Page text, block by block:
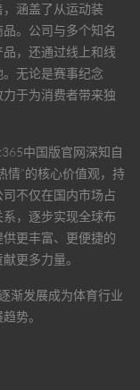
涵盖了从运动装
。公司与多个知名
，还通过线上和线
无论是赛事纪念
于为消费者带来独
中国版官网深知自
情”的核心价值观，持
不仅在国内市场占
，逐步实现全球布
更丰富、更便捷的
更多力量。
渐发展成为体育行业
势。